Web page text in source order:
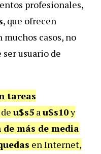
profesionales,
, que ofrecen
muchos casos, no
usuario de
tareas
u$s5 au$s10y
más de media
en Internet,